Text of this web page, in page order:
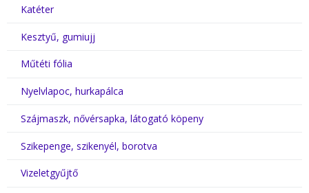
Katéter
Kesztyű, gumiujj
Műtéti fólia
Nyelvlapoc, hurkapálca
Szájmaszk, nővérsapka, látogató köpeny
Szikepenge, szikenyél, borotva
Vizeletgyűjtő